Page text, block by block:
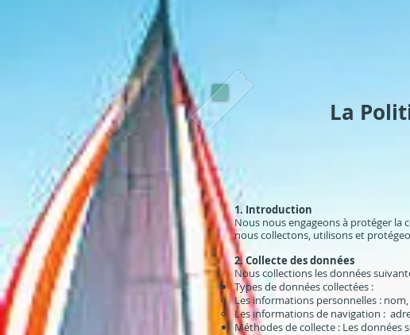
La
1. Introduction
Nous nous engageons à protéger
nous collectons, utilisons et
2. Collecte des données
Nous collections les données
Types de données collectées :
Les informations personnelles :
Les informations de navigation :
Méthodes de collecte : Les